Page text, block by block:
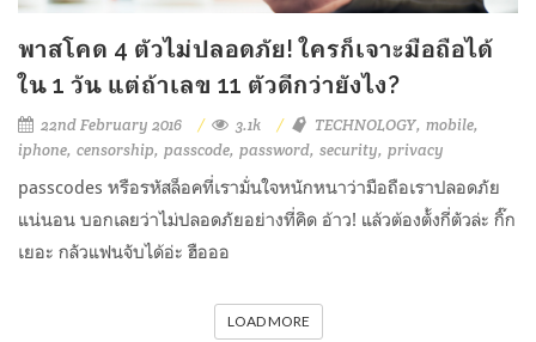
พาสโคด 4 ตัวไม่ปลอดภัย! ใครก็เจาะมือถือได้
ใน 1 วัน แต่ถ้าเลข 11 ตัวดีกว่ายังไง?
22nd February 2016 3.1k TECHNOLOGY mobile
iphone censorship passcode password security privacy
passcodes หรือรหัสล็อคที่เรามั่นใจหนักหนาว่ามือถือเราปลอดภัย
แน่นอน บอกเลยว่าไม่ปลอดภัยอย่างที่คิด อ้าว! แล้วต้องตั้งกี่ตัวล่ะ กิ๊ก
เยอะ กลัวแฟนจับได้อ่ะ ฮือออ
LOAD MORE